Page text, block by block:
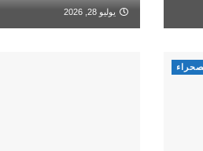
يوليو 28, 2026